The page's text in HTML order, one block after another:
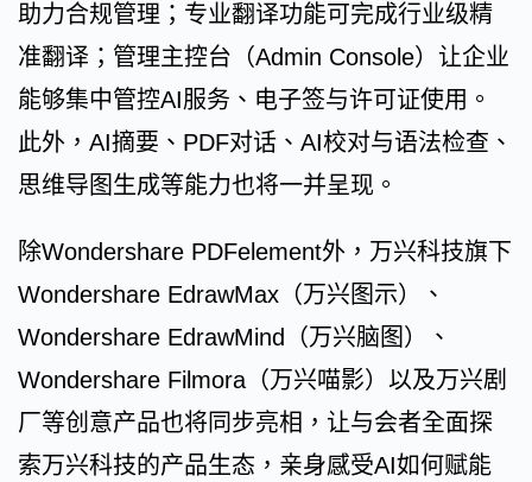
助力合规管理；专业翻译功能可完成行业级精
准翻译；管理主控台（Admin Console）让企业
能够集中管控AI服务、电子签与许可证使用。
此外，AI摘要、PDF对话、AI校对与语法检查、
思维导图生成等能力也将一并呈现。
除Wondershare PDFelement外，万兴科技旗下
Wondershare EdrawMax（万兴图示）、
Wondershare EdrawMind（万兴脑图）、
Wondershare Filmora（万兴喵影）以及万兴剧
厂等创意产品也将同步亮相，让与会者全面探
索万兴科技的产品生态，亲身感受AI如何赋能